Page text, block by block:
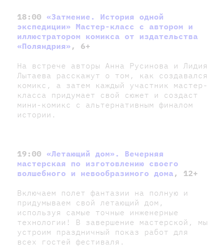
18:00 «Затмение. История одной
экспедиции» Мастер-класс с автором и
иллюстратором комикса от издательства
«Поляндрия» , 6+
На встрече авторы Анна Русинова и Лидия
Лытаева расскажут о том, как создавался
комикс, а затем каждый участник мастер-
класса придумает свой сюжет и создаст
мини-комикс с альтернативным финалом
истории.
19:00 «Летающий дом». Вечерняя
мастерская по изготовлению своего
волшебного и невообразимого дома , 12+
Включаем полет фантазии на полную и
придумываем свой летающий дом,
используя самые точные инженерные
технологии! В завершение мастерской, мы
устроим праздничный показ работ для
всех гостей фестиваля.